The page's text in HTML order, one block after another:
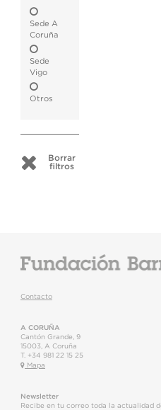
Sede A
Coruña
Sede
Vigo
Otros
Borrar
filtros
Contacto
A CORUÑA
Cantón Grande, 9
15003
A Coruña
T. +34 981 22 15 25
Mapa
Newsletter
Recibe en tu correo toda la actualidad